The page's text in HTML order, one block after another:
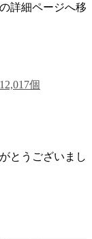
詳細ページへ移
個
とうございまし